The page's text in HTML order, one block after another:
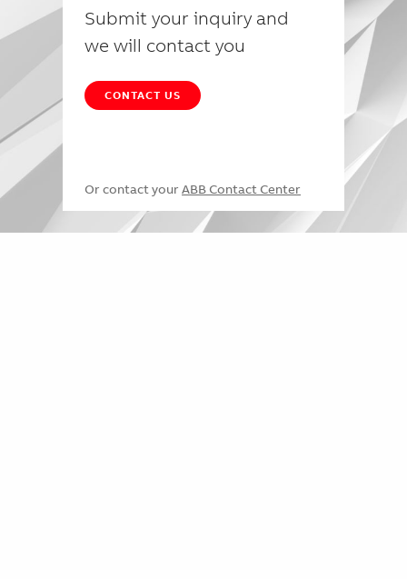
Submit your inquiry and
we will contact you
CONTACT US
Or contact your ABB Contact Center